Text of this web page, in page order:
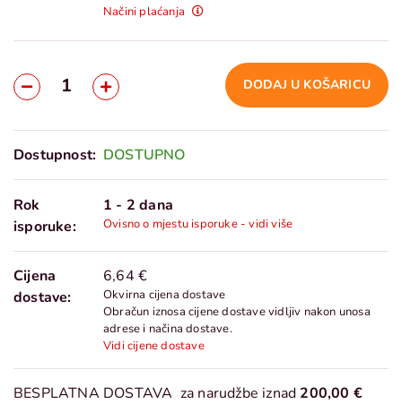
Načini plaćanja
DODAJ U KOŠARICU
Dostupnost: DOSTUPNO
Rok
isporuke:
1 - 2 dana
Ovisno o mjestu isporuke - vidi više
Cijena
dostave:
6,64 €
Okvirna cijena dostave
Obračun iznosa cijene dostave vidljiv nakon unosa
adrese i načina dostave.
Vidi cijene dostave
BESPLATNA DOSTAVA za narudžbe iznad 200,00 €